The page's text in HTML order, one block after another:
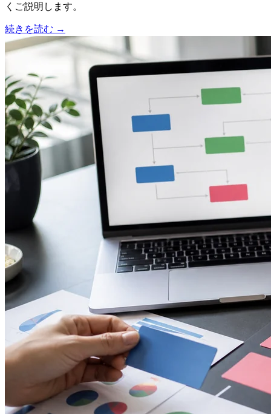
くご説明します。
続きを読む →